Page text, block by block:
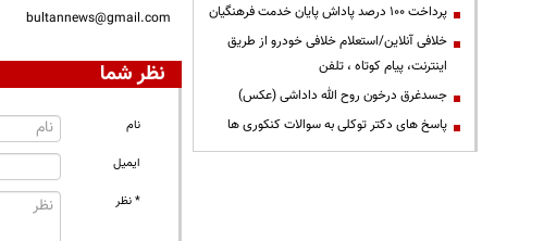
bultannews@gmail.com
نظر شما
نام
ایمیل
* نظر
پرداخت ۱۰۰ درصد پاداش پایان خدمت فرهنگیان
خلافی آنلاین/استعلام خلافی خودرو از طریق
اینترنت، پیام کوتاه ، تلفن
جسدغرق درخون روح الله داداشی (عکس)
پاسخ های دکتر توکلی به سوالات کنکوری ها